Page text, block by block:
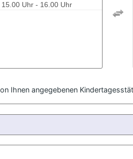
15.00 Uhr - 16.00 Uhr
Ihnen angegebenen